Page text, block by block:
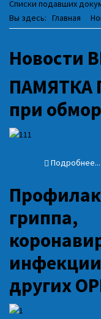
Списки подавших
Вы здесь: Главная
Новости
ПАМЯТКА
при
Подробнее...
гриппа,
других